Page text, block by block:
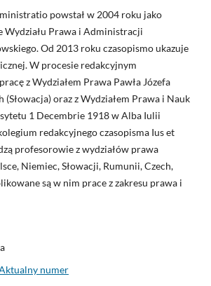
powstał w 2004 roku jako
Wydziału Prawa i Administracji
Od 2013 roku czasopismo ukazuje
W procesie redakcyjnym
z Wydziałem Prawa Pawła Józefa
(Słowacja) oraz z Wydziałem Prawa i Nauk
1 Decembrie 1918 w Alba Iulii
redakcyjnego czasopisma Ius et
profesorowie z wydziałów prawa
Niemiec, Słowacji, Rumunii, Czech,
są w nim prace z zakresu prawa i
numer